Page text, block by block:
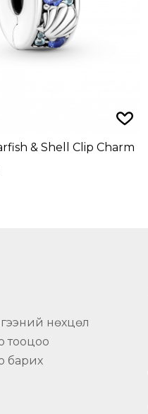
& Shell Clip Charm
нөхцөл
тооцоо
барих